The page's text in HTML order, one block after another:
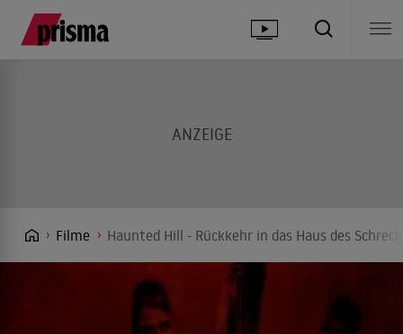
Filme Haunted Hill - Rückkehr in das Haus des